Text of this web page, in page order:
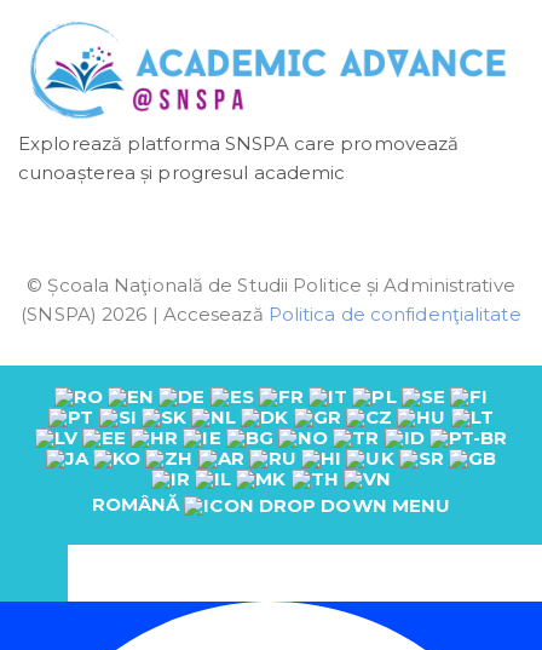
Explorează platforma SNSPA care promovează
cunoașterea și progresul academic
© Școala Naţională de Studii Politice și Administrative
(SNSPA) 2026 | Accesează Politica de confidenţialitate
ROMÂNĂ